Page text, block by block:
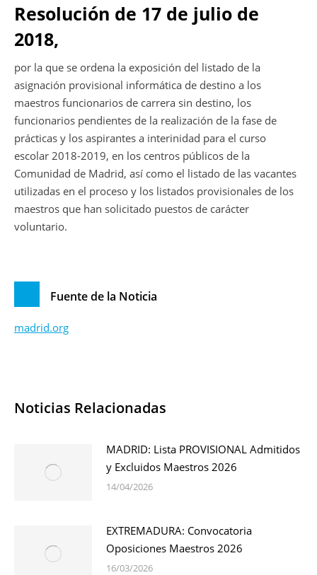
Resolución de 17 de julio de
2018,
por la que se ordena la exposición del listado de la
asignación provisional informática de destino a los
maestros funcionarios de carrera sin destino, los
funcionarios pendientes de la realización de la fase de
prácticas y los aspirantes a interinidad para el curso
escolar 2018-2019, en los centros públicos de la
Comunidad de Madrid, así como el listado de las vacantes
utilizadas en el proceso y los listados provisionales de los
maestros que han solicitado puestos de carácter
voluntario.
Fuente de la Noticia
madrid.org
Noticias Relacionadas
MADRID: Lista PROVISIONAL Admitidos
y Excluidos Maestros 2026
14/04/2026
EXTREMADURA: Convocatoria
Oposiciones Maestros 2026
16/03/2026